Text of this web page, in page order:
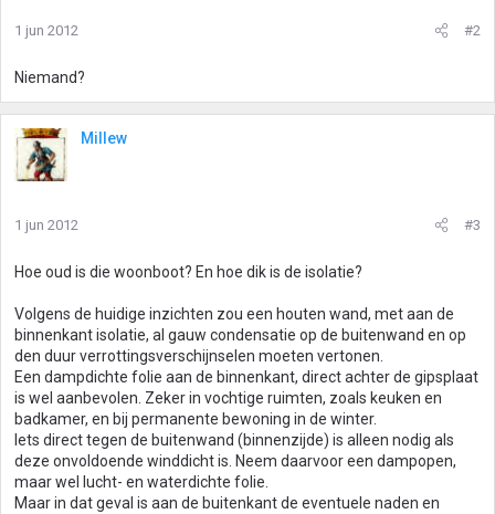
1 jun 2012 #2
Niemand?
Millew
1 jun 2012 #3
Hoe oud is die woonboot? En hoe dik is de isolatie?
Volgens de huidige inzichten zou een houten wand, met aan de
binnenkant isolatie, al gauw condensatie op de buitenwand en op
den duur verrottingsverschijnselen moeten vertonen.
Een dampdichte folie aan de binnenkant, direct achter de gipsplaat
is wel aanbevolen. Zeker in vochtige ruimten, zoals keuken en
badkamer, en bij permanente bewoning in de winter.
Iets direct tegen de buitenwand (binnenzijde) is alleen nodig als
deze onvoldoende winddicht is. Neem daarvoor een dampopen,
maar wel lucht- en waterdichte folie.
Maar in dat geval is aan de buitenkant de eventuele naden en